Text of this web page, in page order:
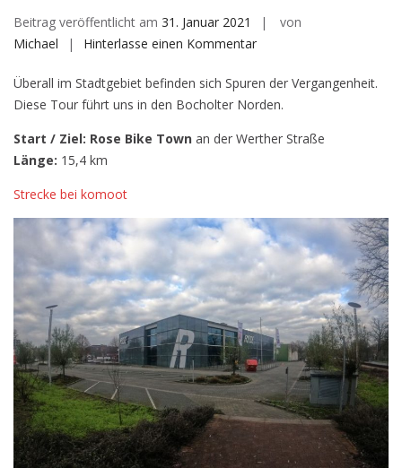
Beitrag veröffentlicht am 31. Januar 2021
von
Michael
Hinterlasse einen Kommentarauf
historischen
Spuren
Überall im Stadtgebiet befinden sich Spuren der Vergangenheit.
Diese Tour führt uns in den Bocholter Norden.
Start / Ziel: Rose Bike Town an der Werther Straße
Länge: 15,4 km
Strecke bei komoot